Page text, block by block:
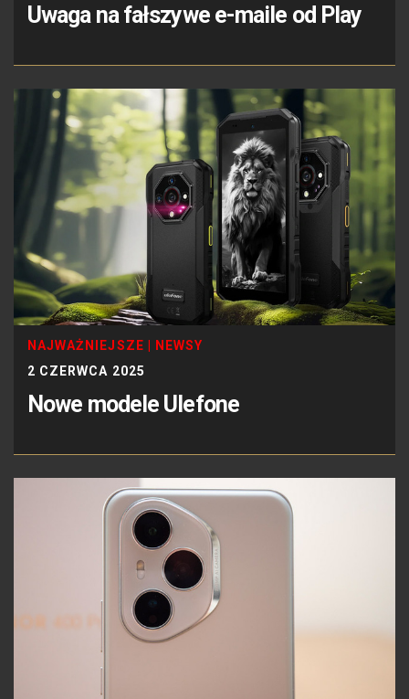
Uwaga na fałszywe e-maile od Play
NAJWAŻNIEJSZE
NEWSY
2 CZERWCA 2025
Nowe modele Ulefone